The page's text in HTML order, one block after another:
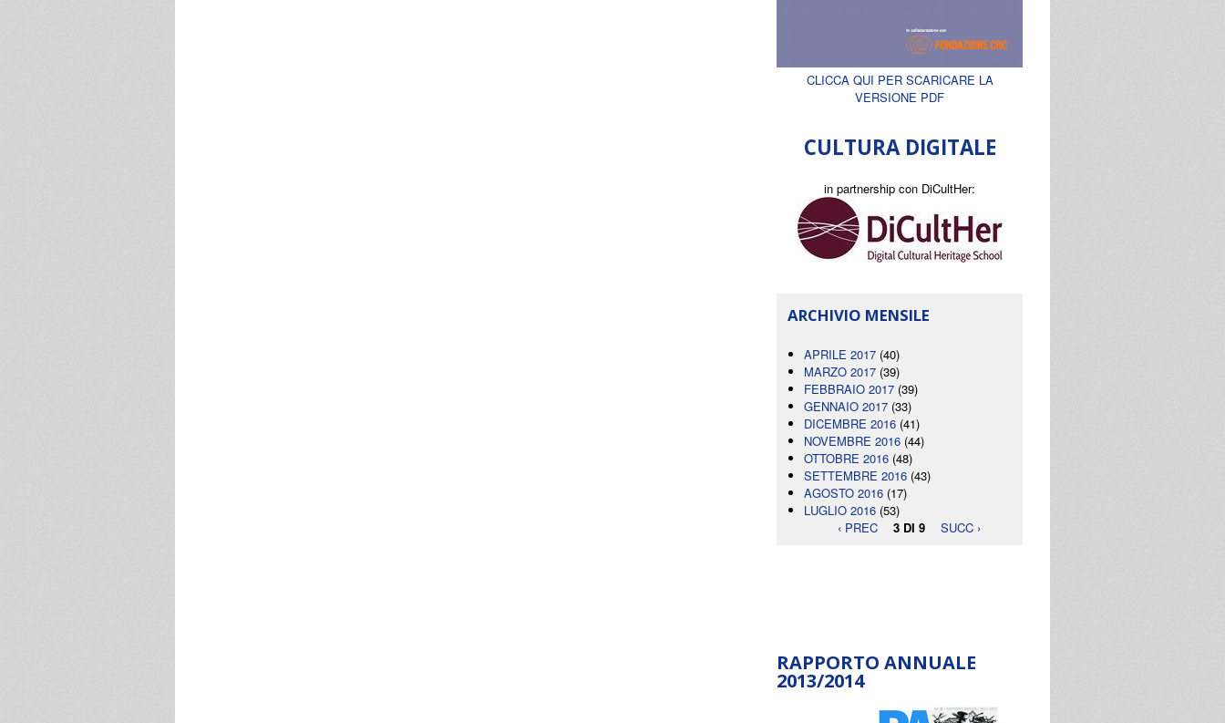
CLICCA QUI PER SCARICARE LA
VERSIONE PDF
CULTURA DIGITALE
in partnership con DiCultHer:
ARCHIVIO MENSILE
APRILE 2017 (40)
MARZO 2017 (39)
FEBBRAIO 2017 (39)
GENNAIO 2017 (33)
DICEMBRE 2016 (41)
NOVEMBRE 2016 (44)
OTTOBRE 2016 (48)
SETTEMBRE 2016 (43)
AGOSTO 2016 (17)
LUGLIO 2016 (53)
‹ PREC
3 DI 9 SUCC ›
RAPPORTO ANNUALE
2013/2014